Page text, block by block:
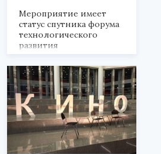
Мероприятие имеет
статус спутника форума
технологического
развития
«Технопром-2026».